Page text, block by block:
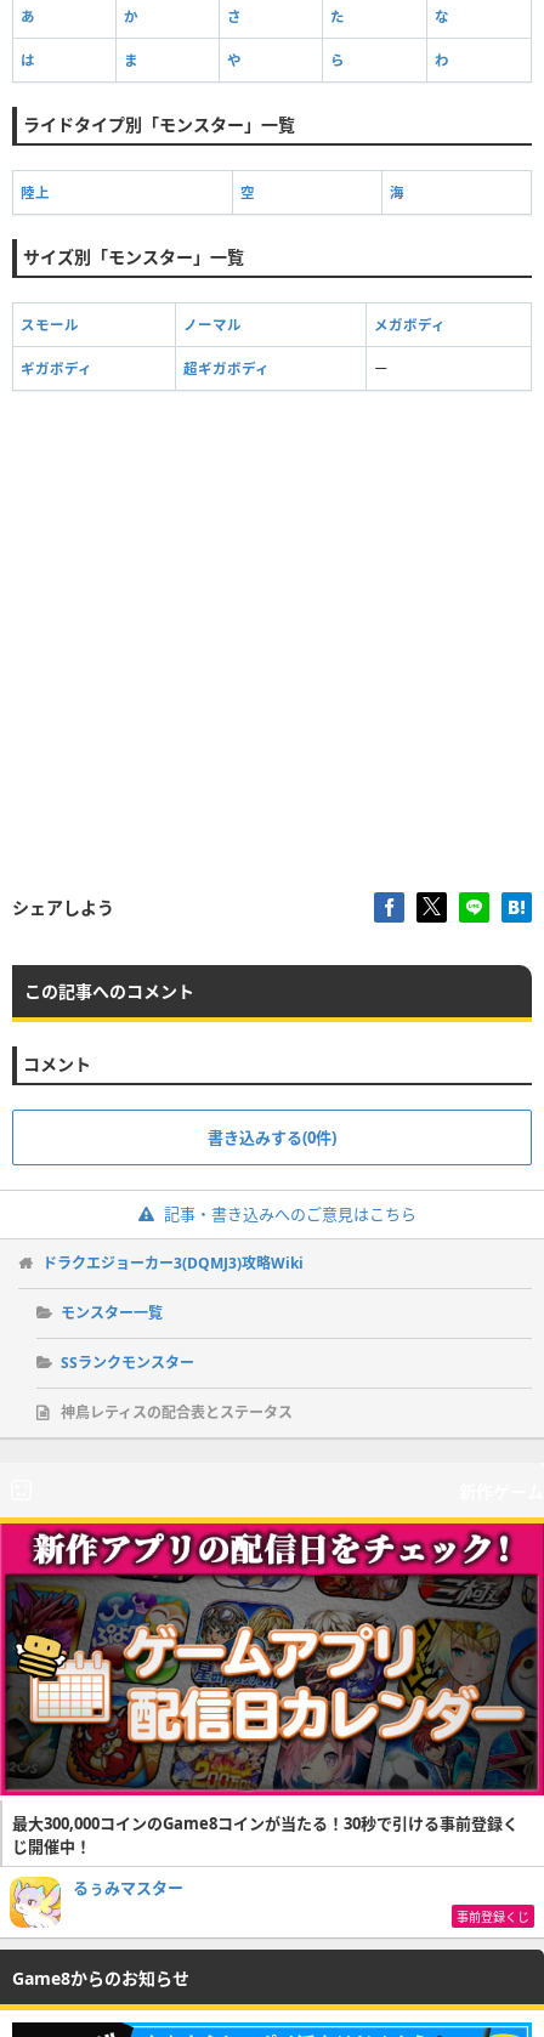
あ か さ た な
は ま や ら わ
ライドタイプ別「モンスター」一覧
陸上 空 海
サイズ別「モンスター」一覧
スモール ノーマル メガボディ
ギガボディ 超ギガボディ ー
シェアしよう
この記事へのコメント
コメント
書き込みする(0件)
記事・書き込みへのご意見はこちら
ドラクエジョーカー3(DQMJ3)攻略Wiki
モンスター一覧
SSランクモンスター
神鳥レティスの配合表とステータス
最大300,000コインのGame8コインが当たる！30秒で引ける事前登録く
じ開催中！
るぅみマスター
事前登録くじ
Game8からのお知らせ